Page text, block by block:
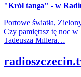
"Król tanga" - w
Portowe światła,
Czy pamiętasz tę noc
Tadeusza Millera…